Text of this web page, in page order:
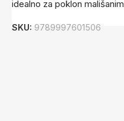
idealno za poklon
SKU: 9789997601506